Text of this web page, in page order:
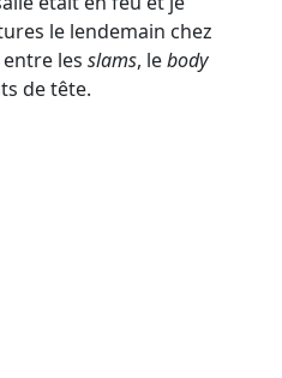
le lendemain chez
les slams, lebody
de tête.